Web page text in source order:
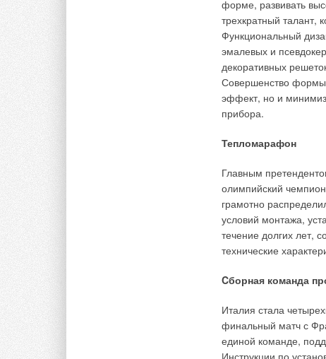
форме, развивать
трехкратный
Функциональный
эмалевых и
декоративных
Совершенство формы
эффект, но и
прибора.
Тепломарафон
Главным
олимпийский
грамотно
условий монтажа,
течение долгих лет,
технические
Cборная команда
Италия стала
финальный матч с
единой команде,
→
Инверторные
три серии
ЖУРНАЛ СОК
→ Об утилизации
ЖУРНАЛ СОК ИЮНЬ
→
процессов
→
эксплуатации в
→
В этой теме еще нет комментариев
Добавить комментарий